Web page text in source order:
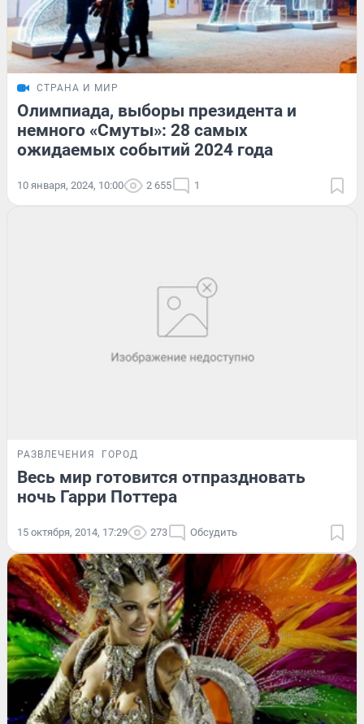
СТРАНА И МИР
Олимпиада, выборы президента и
немного «Смуты»: 28 самых
ожидаемых событий 2024 года
10 января, 2024, 10:00 2 655 1
РАЗВЛЕЧЕНИЯ ГОРОД
Весь мир готовится отпраздновать
ночь Гарри Поттера
15 октября, 2014, 17:29 273 Обсудить